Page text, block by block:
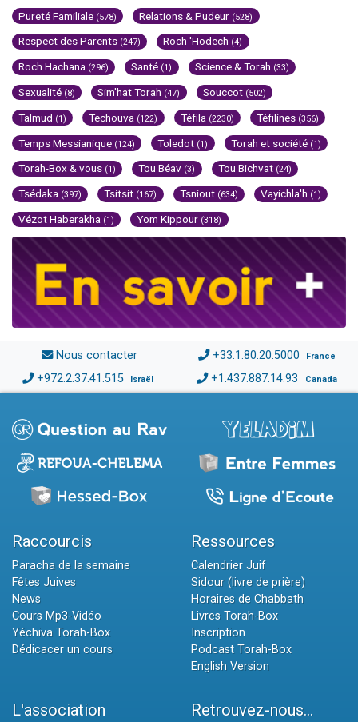
Pureté Familiale (578) Relations & Pudeur (528)
Respect des Parents (247) Roch 'Hodech (4)
Roch Hachana (296) Santé (1) Science & Torah (33)
Sexualité (8) Sim'hat Torah (47) Souccot (502)
Talmud (1) Techouva (122) Téfila (2230) Téfilines (356)
Temps Messianique (124) Toledot (1) Torah et société (1)
Torah-Box & vous (1) Tou Béav (3) Tou Bichvat (24)
Tsédaka (397) Tsitsit (167) Tsniout (634) Vayichla'h (1)
Vézot Haberakha (1) Yom Kippour (318)
Nous contacter +33.1.80.20.5000 France
+972.2.37.41.515 Israël +1.437.887.14.93 Canada
Raccourcis
Paracha de la semaine
Fêtes Juives
News
Cours Mp3-Vidéo
Yéchiva Torah-Box
Dédicacer un cours
Ressources
Calendrier Juif
Sidour (livre de prière)
Horaires de Chabbath
Livres Torah-Box
Inscription
Podcast Torah-Box
English Version
L'association Retrouvez-nous...